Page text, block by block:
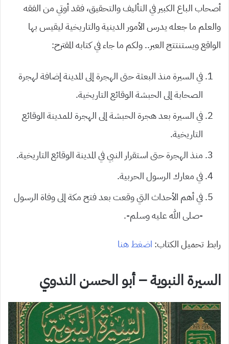
أصحاب الباع الكبير في التأليف والتحقيق، فقد أوتي من الفقه
والعلم ما جعله يدرس الأمور الدينية والتاريخية ليقيس بها
الواقع ويستنتتج العبر.. ولكم ما جاء في كتابه المقترح:
في السيرة منذ البعثة حتى الهجرة إلى المدينة إضافة لهجرة
الصحابة إلى الحبشة الوقائع التاريخية.
في السيرة بعد هجرة الحبشة إلى الهجرة للمدينة الوقائع
التاريخية.
منذ الهجرة حتى استقرار النبي في المدينة الوقائع التاريخية.
في معارك الرسول الحربية.
في أهم الأحداث التي وقعت بعد فتح مكة إلى وفاة الرسول
-صلى الله عليه وسلم-.
رابط تحميل الكتاب: اضغط هنا
السيرة النبوية – أبو الحسن الندوي